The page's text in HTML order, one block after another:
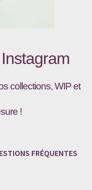
Instagram
collections, WIP et
!
FRÉQUENTES